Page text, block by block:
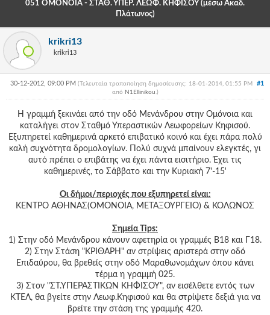
-
-
-
-
-
Σύνδεση
Εγγραφή
051 ΟΜΟΝΟΙΑ - ΣΤΑΘ. ΥΠΕΡ. ΛΕΩΦ. ΚΗΦΙΣΟΥ (μέσω Ακαδ.
Πλάτωνος)
krikri13
krikri13
#1
30-12-2012, 09:00 PM (Τελευταία τροποποίηση δημοσίευσης: 18-01-2014, 01:55 PM
από N1Ellinikou .)
Η γραμμή ξεκινάει από την οδό Μενάνδρου στην Ομόνοια και
καταλήγει στον Σταθμό Υπεραστικών Λεωφορείων Κηφισού.
Εξυπηρετεί καθημερινά αρκετό επιβατικό κοινό και έχει πάρα πολύ
καλή συχνότητα δρομολογίων. Πολύ συχνά μπαίνουν ελεγκτές, γι
αυτό πρέπει ο επιβάτης να έχει πάντα εισιτήριο. Έχει τις
καθημερινές, το Σάββατο και την Κυριακή 7'-15'
Οι δήμοι/περιοχές που εξυπηρετεί είναι:
ΚΕΝΤΡΟ ΑΘΗΝΑΣ(ΟΜΟΝΟΙΑ, ΜΕΤΑΞΟΥΡΓΕΙΟ) & ΚΟΛΩΝΟΣ
Σημεία Tips:
1) Στην οδό Μενάνδρου κάνουν αφετηρία οι γραμμές Β18 και Γ18.
2) Στην Στάση "ΚΡΙΘΑΡΗ" αν στρίψεις αριστερά στην οδό
Επιδαύρου, θα βρεθείς στην οδό Μαραθωνομάχων όπου κάνει
τέρμα η γραμμή 025.
3) Στον "ΣΤ.ΥΠΕΡΑΣΤΙΚΩΝ ΚΗΦΙΣΟΥ", αν εισέλθετε εντός των
ΚΤΕΛ, θα βγείτε στην Λεωφ.Κηφισού και θα στρίψετε δεξιά για να
βρείτε την στάση της γραμμής 420.